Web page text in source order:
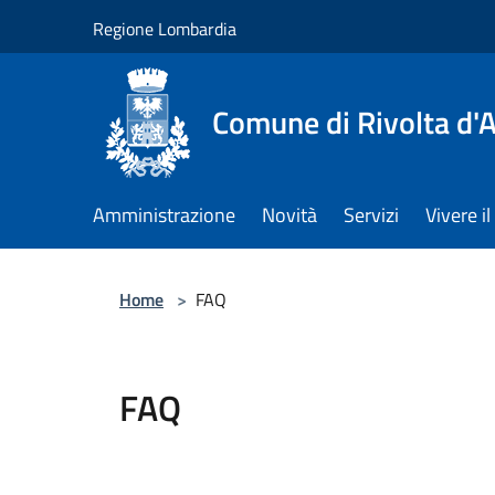
Regione Lombardia
Comune di Rivolta
Amministrazione Novità Servizi Vivere
Home > FAQ
FAQ